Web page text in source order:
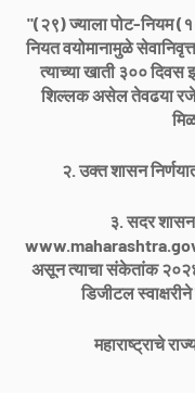
"(२९) ज्याला पोट-नियम
नियत वयोमानामुळे सेवानिवृत्त
त्याच्या खाती ३०० दिवस
शिल्लक असेल तेवढया
२. उक्त शासन
३. सदर शासन
असून त्याचा संकेतांक
डिजीटल
महाराष्ट्राचे